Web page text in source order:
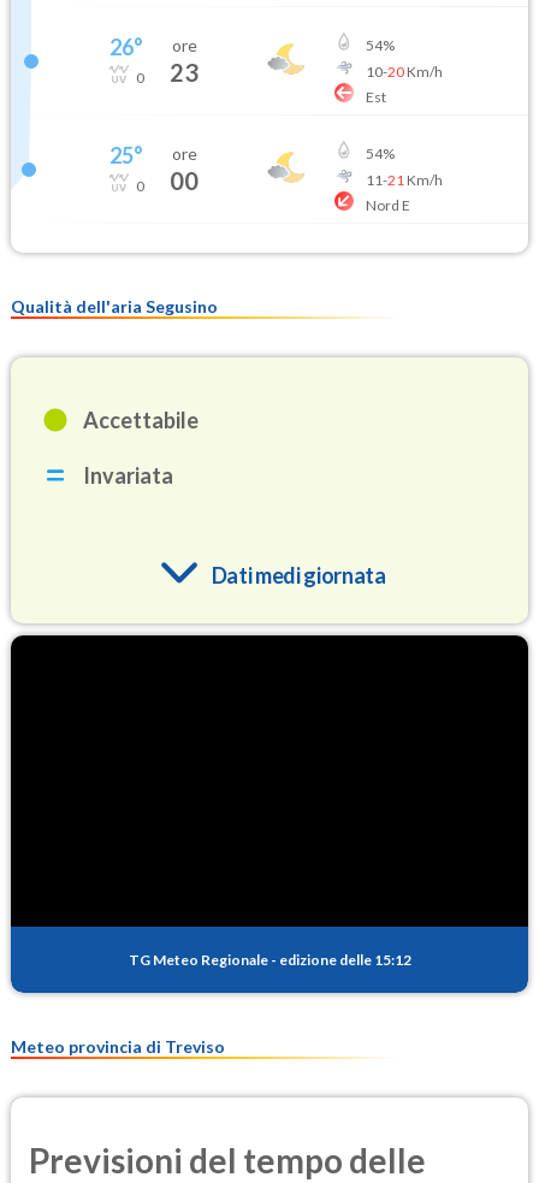
26°
0
ore
23
54%
10-20Km/h
Est
25°
0
ore
00
54%
11-21 Km/h
Nord E
Qualità dell'aria Segusino
Accettabile
Invariata
Dati medi giornata
PM25
TG Meteo Regionale - edizione delle 15:12
Meteo provincia di Treviso
Previsioni del tempo delle